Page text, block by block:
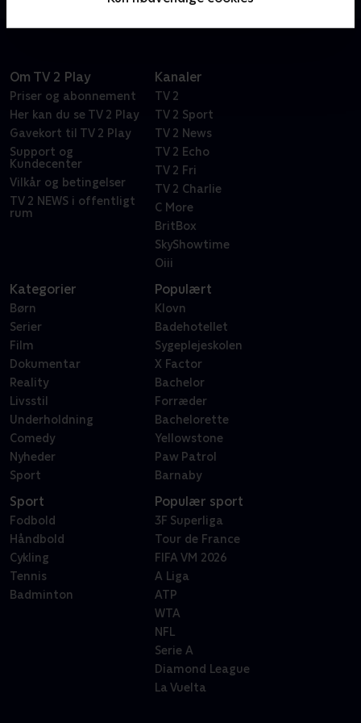
Om TV 2 Play
Priser og abonnement
Her kan du se TV 2 Play
Gavekort til TV 2 Play
Support og
Kundecenter
Vilkår og betingelser
TV 2 NEWS i offentligt
rum
Kanaler
TV 2
TV 2 Sport
TV 2 News
TV 2 Echo
TV 2 Fri
TV 2 Charlie
C More
BritBox
SkyShowtime
Oiii
Kategorier
Børn
Serier
Film
Dokumentar
Reality
Livsstil
Underholdning
Comedy
Nyheder
Sport
Populært
Klovn
Badehotellet
Sygeplejeskolen
X Factor
Bachelor
Forræder
Bachelorette
Yellowstone
Paw Patrol
Barnaby
Sport
Fodbold
Håndbold
Cykling
Tennis
Badminton
Populær sport
3F Superliga
Tour de France
FIFA VM 2026
A Liga
ATP
WTA
NFL
Serie A
Diamond League
La Vuelta